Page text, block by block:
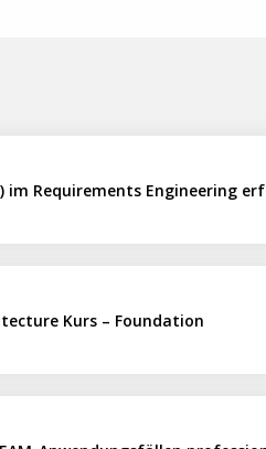
im Requirements Engineering
Kurs – Foundation